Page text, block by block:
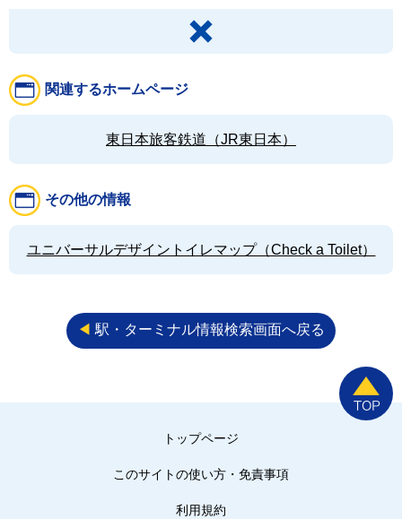
関連するホームページ
東日本旅客鉄道（JR東日本）
その他の情報
ユニバーサルデザイントイレマップ（Check a Toilet）
◀︎ 駅・ターミナル情報検索画面へ戻る
トップページ
このサイトの使い方・免責事項
利用規約